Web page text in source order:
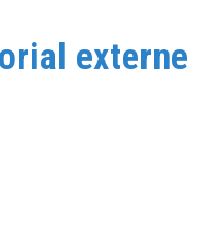
externe